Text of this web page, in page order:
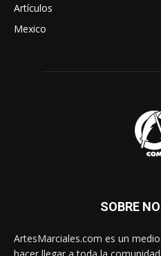
Artículos
Mexico
SOBRE
ArtesMarciales.com es un